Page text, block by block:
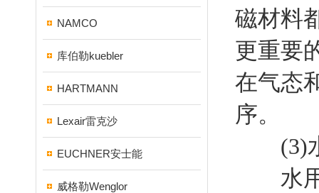
NAMCO
库伯勒kuebler
HARTMANN
Lexair雷克沙
EUCHNER安士能
威格勒Wenglor
磁材料
更重要
在气态
序。
(3)水
水用